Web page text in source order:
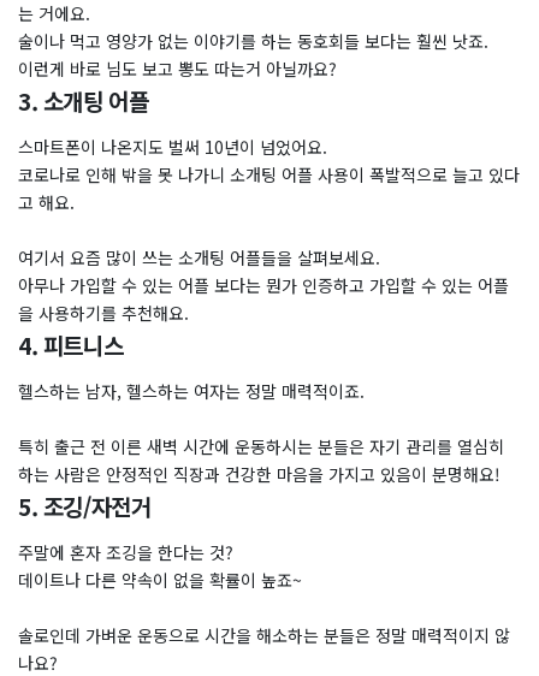
는 거에요.
술이나 먹고 영양가 없는 이야기를 하는 동호회들 보다는 훨씬 낫죠.
이런게 바로 님도 보고 뽕도 따는거 아닐까요?
3. 소개팅 어플
스마트폰이 나온지도 벌써 10년이 넘었어요.
코로나로 인해 밖을 못 나가니 소개팅 어플 사용이 폭발적으로 늘고 있다
고 해요.
여기서 요즘 많이 쓰는 소개팅 어플들을 살펴보세요.
아무나 가입할 수 있는 어플 보다는 뭔가 인증하고 가입할 수 있는 어플
을 사용하기를 추천해요.
4. 피트니스
헬스하는 남자, 헬스하는 여자는 정말 매력적이죠.
특히 출근 전 이른 새벽 시간에 운동하시는 분들은 자기 관리를 열심히
하는 사람은 안정적인 직장과 건강한 마음을 가지고 있음이 분명해요!
5. 조깅/자전거
주말에 혼자 조깅을 한다는 것?
데이트나 다른 약속이 없을 확률이 높죠~
솔로인데 가벼운 운동으로 시간을 해소하는 분들은 정말 매력적이지 않
나요?